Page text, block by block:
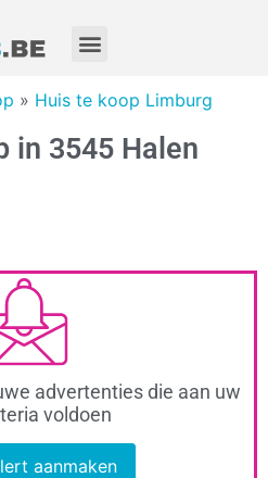
» Huis te koop Limburg
in 3545 Halen
advertenties die aan uw
voldoen
aanmaken